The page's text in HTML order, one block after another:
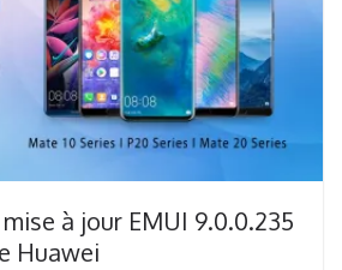
à jour EMUI 9.0.0.235
Huawei